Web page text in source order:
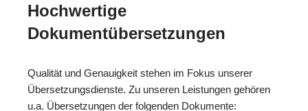
Hochwertige
Dokumentübersetzungen
Qualität und Genauigkeit stehen im Fokus unserer
Übersetzungsdienste. Zu unseren Leistungen gehören
u.a. Übersetzungen der folgenden Dokumente: